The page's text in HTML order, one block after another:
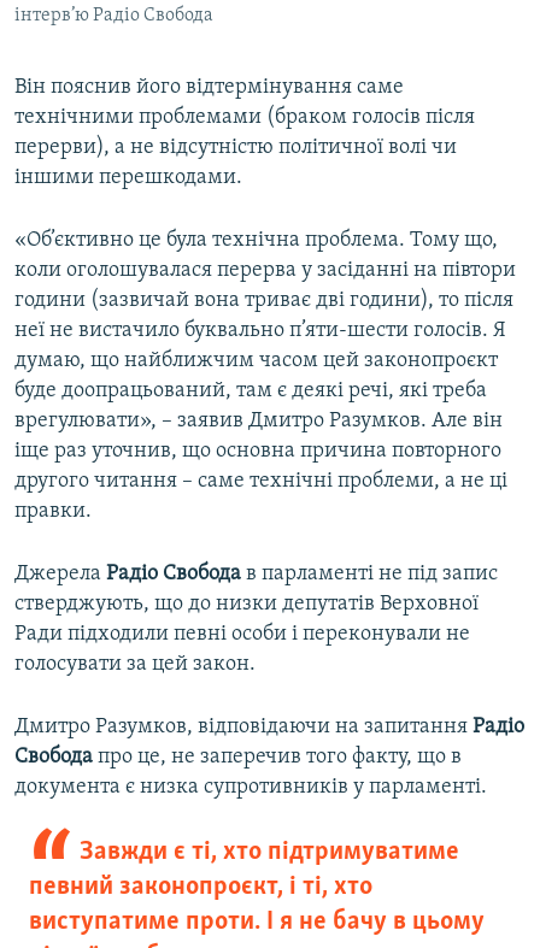
інтерв’ю Радіо Свобода
Він пояснив його відтермінування саме
технічними проблемами (браком голосів після
перерви), а не відсутністю політичної волі чи
іншими перешкодами.
«Об’єктивно це була технічна проблема. Тому що,
коли оголошувалася перерва у засіданні на півтори
години (зазвичай вона триває дві години), то після
неї не вистачило буквально п’яти-шести голосів. Я
думаю, що найближчим часом цей законопроєкт
буде доопрацьований, там є деякі речі, які треба
врегулювати», – заявив Дмитро Разумков. Але він
іще раз уточнив, що основна причина повторного
другого читання – саме технічні проблеми, а не ці
правки.
Джерела Радіо Свобода в парламенті не під запис
стверджують, що до низки депутатів Верховної
Ради підходили певні особи і переконували не
голосувати за цей закон.
Дмитро Разумков, відповідаючи на запитання Радіо
Свобода про це, не заперечив того факту, що в
документа є низка супротивників у парламенті.
Завжди є ті, хто підтримуватиме
певний законопроєкт, і ті, хто
виступатиме проти. І я не бачу в цьому